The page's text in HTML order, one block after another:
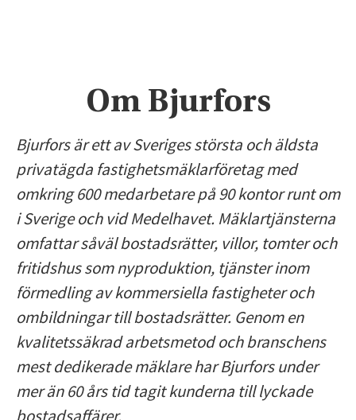
Om Bjurfors
Bjurfors är ett av Sveriges största och äldsta
privatägda fastighetsmäklarföretag med
omkring 600 medarbetare på 90 kontor runt om
i Sverige och vid Medelhavet. Mäklartjänsterna
omfattar såväl bostadsrätter, villor, tomter och
fritidshus som nyproduktion, tjänster inom
förmedling av kommersiella fastigheter och
ombildningar till bostadsrätter. Genom en
kvalitetssäkrad arbetsmetod och branschens
mest dedikerade mäklare har Bjurfors under
mer än 60 års tid tagit kunderna till lyckade
bostadsaffärer.